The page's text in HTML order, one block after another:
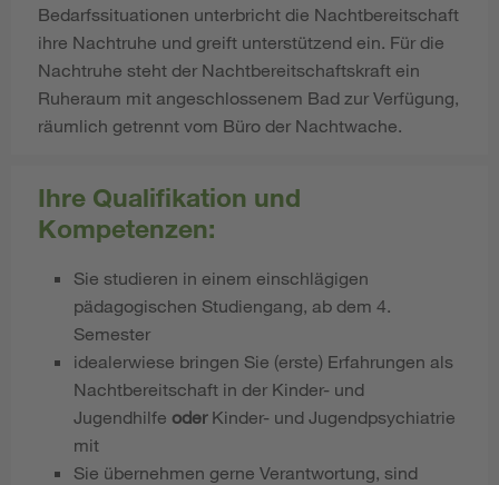
Bedarfssituationen unterbricht die Nachtbereitschaft
ihre Nachtruhe und greift unterstützend ein. Für die
Nachtruhe steht der Nachtbereitschaftskraft ein
Ruheraum mit angeschlossenem Bad zur Verfügung,
räumlich getrennt vom Büro der Nachtwache.
Ihre Qualifikation und
Kompetenzen:
Sie studieren in einem einschlägigen
pädagogischen Studiengang, ab dem 4.
Semester
idealerwiese bringen Sie (erste) Erfahrungen als
Nachtbereitschaft in der Kinder- und
Jugendhilfe oderKinder- und Jugendpsychiatrie
mit
Sie übernehmen gerne Verantwortung, sind